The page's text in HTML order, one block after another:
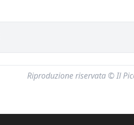
Riproduzione riservata © Il